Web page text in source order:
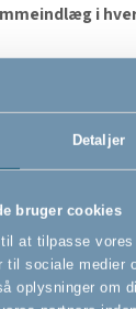
Detaljer
bruger cookies
at tilpasse
til sociale medier
oplysninger om
i